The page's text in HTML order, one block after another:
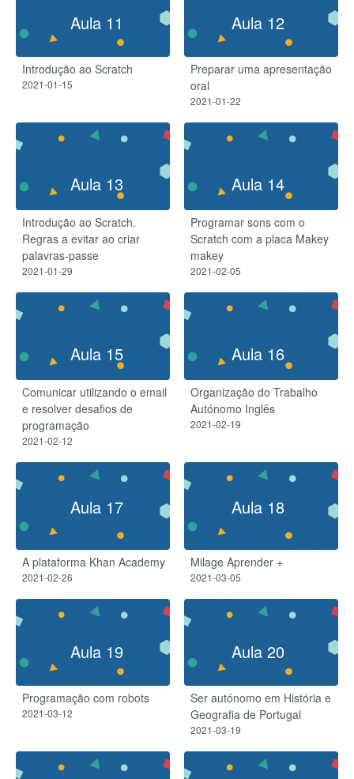
Aula 11
Introdução ao Scratch
2021-01-15
Aula 12
Preparar uma apresentação
oral
2021-01-22
Aula 13
Introdução ao Scratch.
Regras a evitar ao criar
palavras-passe
2021-01-29
Aula 14
Programar sons com o
Scratch com a placa Makey
makey
2021-02-05
Aula 15
Comunicar utilizando o email
e resolver desafios de
programação
2021-02-12
Aula 16
Organização do Trabalho
Autónomo Inglês
2021-02-19
Aula 17
A plataforma Khan Academy
2021-02-26
Aula 18
Milage Aprender +
2021-03-05
Aula 19
Programação com robots
2021-03-12
Aula 20
Ser autónomo em História e
Geografia de Portugal
2021-03-19